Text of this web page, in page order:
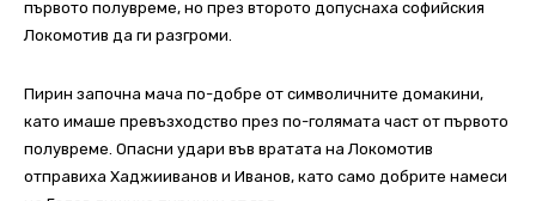
първото полувреме, но през второто допуснаха софийския
Локомотив да ги разгроми.
Пирин започна мача по-добре от символичните домакини,
като имаше превъзходство през по-голямата част от първото
полувреме. Опасни удари във вратата на Локомотив
отправиха Хаджииванов и Иванов, като само добрите намеси